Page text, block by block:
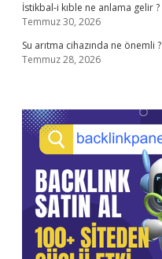
İstikbal-i kıble ne anlama gelir ?
Temmuz 30, 2026
Su arıtma cihazında ne önemli ?
Temmuz 28, 2026